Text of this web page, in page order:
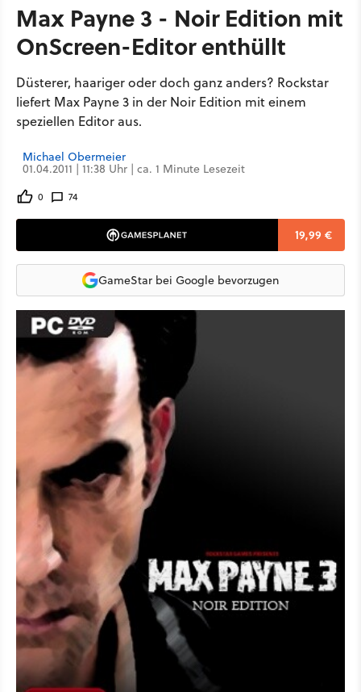
Max Payne 3 - Noir Edition mit
OnScreen-Editor enthüllt
Düsterer, haariger oder doch ganz anders? Rockstar
liefert Max Payne 3 in der Noir Edition mit einem
speziellen Editor aus.
Michael Obermeier
01.04.2011 | 11:38 Uhr | ca. 1 Minute Lesezeit
0 74
19,99 €
GameStar bei Google bevorzugen